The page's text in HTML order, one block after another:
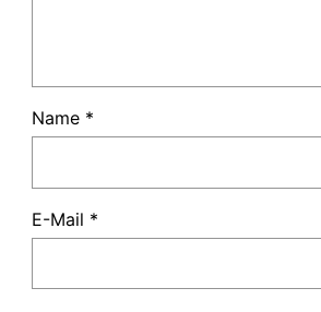
Name *
E-Mail *